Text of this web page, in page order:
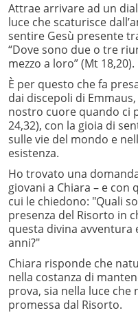
Attrae arrivare ad un
luce che scaturisce
sentire Gesù presente
“Dove sono due o tre
mezzo a loro” (Mt 18,20).
È per questo che fa
dai discepoli di
nostro cuore quando ci
24,32), con la gioia di
sulle vie del mondo e
esistenza.
Ho trovato una
giovani a Chiara – e
cui le chiedono: "Quali
presenza del Risorto in
questa divina avventura
anni?"
Chiara risponde che
nella costanza di
prova, sia nella luce che
promessa dal Risorto.